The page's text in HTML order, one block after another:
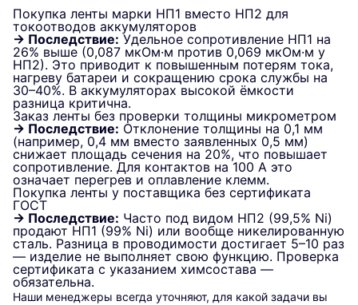
Покупка ленты марки НП1 вместо НП2 для
токоотводов аккумуляторов
→ Последствие: Удельное сопротивление НП1 на
26% выше (0,087 мкОм·м против 0,069 мкОм·м у
НП2). Это приводит к повышенным потерям тока,
нагреву батареи и сокращению срока службы на
30–40%. В аккумуляторах высокой ёмкости
разница критична.
Заказ ленты без проверки толщины микрометром
→ Последствие: Отклонение толщины на 0,1 мм
(например, 0,4 мм вместо заявленных 0,5 мм)
снижает площадь сечения на 20%, что повышает
сопротивление. Для контактов на 100 А это
означает перегрев и оплавление клемм.
Покупка ленты у поставщика без сертификата
ГОСТ
→ Последствие: Часто под видом НП2 (99,5% Ni)
продают НП1 (99% Ni) или вообще никелированную
сталь. Разница в проводимости достигает 5–10 раз
— изделие не выполняет свою функцию. Проверка
сертификата с указанием химсостава —
обязательна.
Наши менеджеры всегда уточняют, для какой задачи вы